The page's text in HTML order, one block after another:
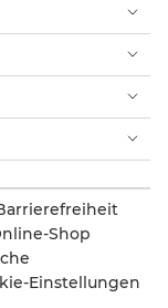
Shop
Einstellungen